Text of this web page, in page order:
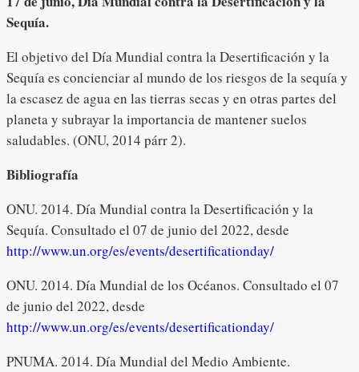
Sequía.
El objetivo del Día Mundial contra la Desertificación y la
Sequía es concienciar al mundo de los riesgos de la sequía y
la escasez de agua en las tierras secas y en otras partes del
planeta y subrayar la importancia de mantener suelos
saludables. (ONU, 2014 párr 2).
Bibliografía
ONU. 2014. Día Mundial contra la Desertificación y la
Sequía. Consultado el 07 de junio del 2022, desde
http://www.un.org/es/events/desertificationday/
ONU. 2014. Día Mundial de los Océanos. Consultado el 07
de junio del 2022, desde
http://www.un.org/es/events/desertificationday/
PNUMA. 2014. Día Mundial del Medio Ambiente.